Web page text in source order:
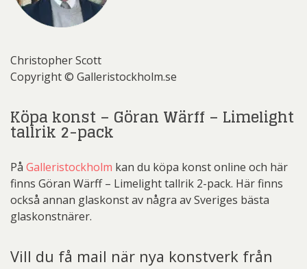
Christopher Scott
Copyright © Galleristockholm.se
Köpa konst – Göran Wärff – Limelight
tallrik 2-pack
På Galleristockholm kan du köpa konst online och här
finns Göran Wärff – Limelight tallrik 2-pack. Här finns
också annan glaskonst av några av Sveriges bästa
glaskonstnärer.
Vill du få mail när nya konstverk från